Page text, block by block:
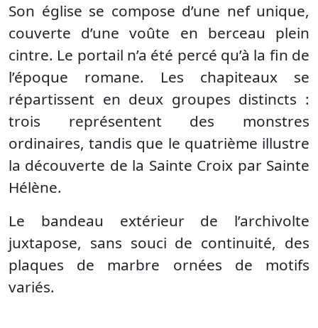
Son église se compose d’une nef unique,
couverte d’une voûte en berceau plein
cintre. Le portail n’a été percé qu’à la fin de
l’époque romane. Les chapiteaux se
répartissent en deux groupes distincts :
trois représentent des monstres
ordinaires, tandis que le quatrième illustre
la découverte de la Sainte Croix par Sainte
Hélène.
Le bandeau extérieur de l’archivolte
juxtapose, sans souci de continuité, des
plaques de marbre ornées de motifs
variés.